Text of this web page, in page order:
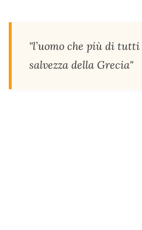
"l’uomo che più di
salvezza della Grecia"